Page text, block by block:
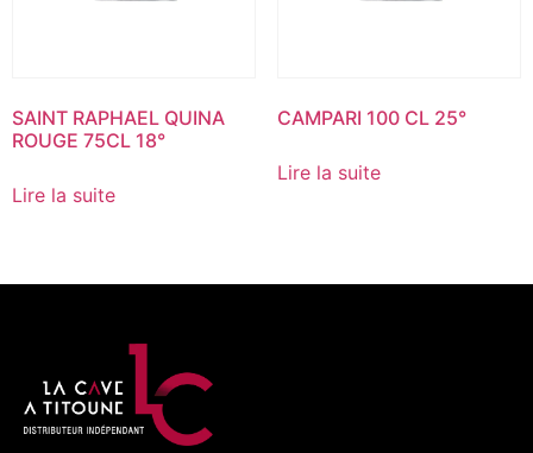
SAINT RAPHAEL QUINA
ROUGE 75CL 18°
Lire la suite
CAMPARI 100 CL 25°
Lire la suite